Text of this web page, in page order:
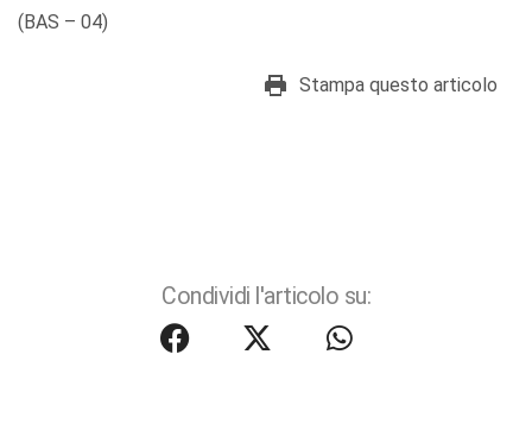
(BAS – 04)
Stampa questo articolo
Condividi l'articolo su: